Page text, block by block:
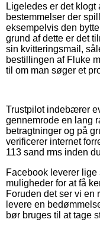
Ligeledes er det klogt
bestemmelser der
eksempelvis den
grund af dette er det
sin kvitteringsmail,
bestillingen af Fluke
til om man søger et
Trustpilot indebærer
gennemrode en lang
betragtninger og på
verificerer internet
113 sand rms inden
Facebook leverer
muligheder for at få
Foruden det ser vi en
levere en
bør bruges til at tage